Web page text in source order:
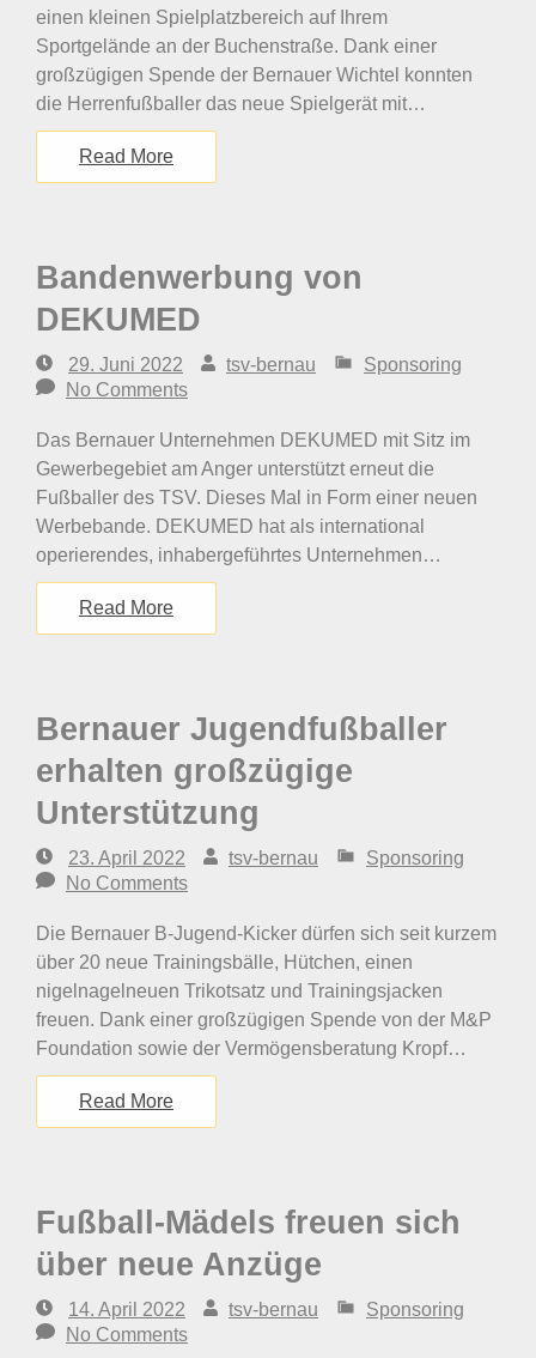
einen kleinen Spielplatzbereich auf Ihrem
Sportgelände an der Buchenstraße. Dank einer
großzügigen Spende der Bernauer Wichtel konnten
die Herrenfußballer das neue Spielgerät mit…
Read More
Bandenwerbung von
DEKUMED
29. Juni 2022 tsv-bernau
Sponsoring
No Comments
Das Bernauer Unternehmen DEKUMED mit Sitz im
Gewerbegebiet am Anger unterstützt erneut die
Fußballer des TSV. Dieses Mal in Form einer neuen
Werbebande. DEKUMED hat als international
operierendes, inhabergeführtes Unternehmen…
Read More
Bernauer Jugendfußballer
erhalten großzügige
Unterstützung
23. April 2022 tsv-bernau
Sponsoring
No Comments
Die Bernauer B-Jugend-Kicker dürfen sich seit kurzem
über 20 neue Trainingsbälle, Hütchen, einen
nigelnagelneuen Trikotsatz und Trainingsjacken
freuen. Dank einer großzügigen Spende von der M&P
Foundation sowie der Vermögensberatung Kropf…
Read More
Fußball-Mädels freuen sich
über neue Anzüge
14. April 2022 tsv-bernau
Sponsoring
No Comments